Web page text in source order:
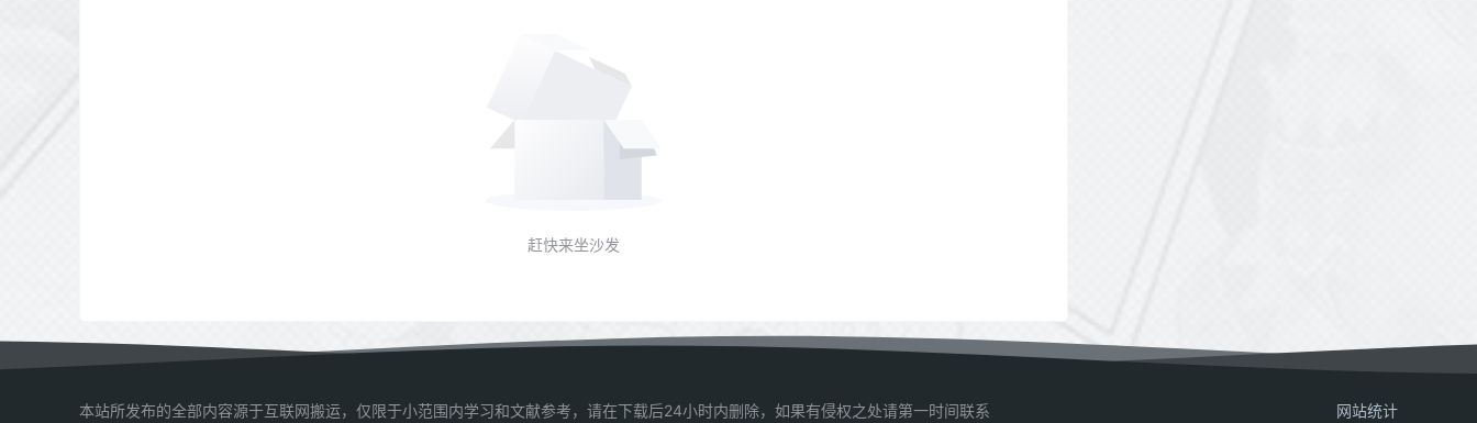
赶快来坐沙发
本站所发布的全部内容源于互联网搬运，仅限于小范围内学习和文献参考，请在下载后24小时内删除，如果有侵权之处请第一时间联系 网站统计